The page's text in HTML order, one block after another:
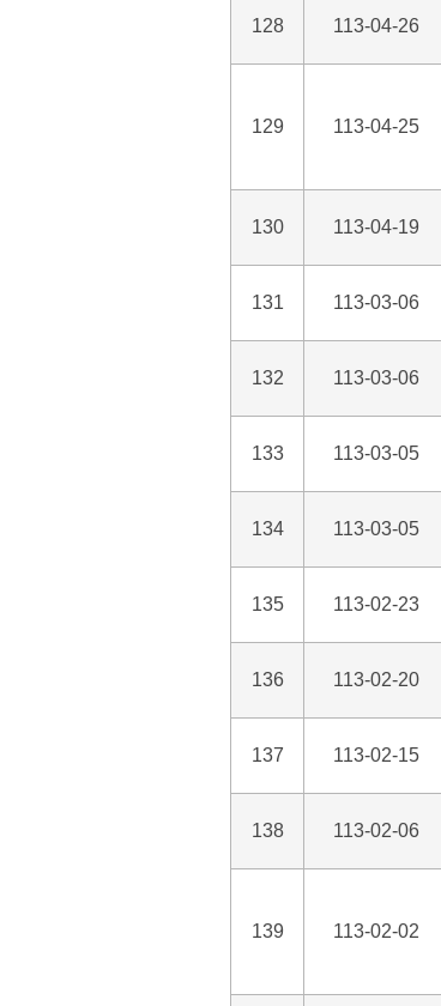
128 113-04-26
129 113-04-25
130 113-04-19
131 113-03-06
132 113-03-06
133 113-03-05
134 113-03-05
135 113-02-23
136 113-02-20
137 113-02-15
138 113-02-06
139 113-02-02